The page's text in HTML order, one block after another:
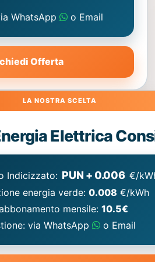
WhatsApp o Email
Offerta
Elettrica
Indicizzato: PUN + 0.006 €/
energia verde:0.008 €/kWh
mensile:10.5€
via WhatsApp
o Email